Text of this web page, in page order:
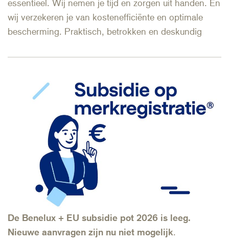
essentieel. Wij nemen je tijd en zorgen uit handen. En
wij verzekeren je van kostenefficiënte en optimale
bescherming. Praktisch, betrokken en deskundig
De Benelux + EU subsidie pot 2026 is leeg.
Nieuwe aanvragen zijn nu niet mogelijk.